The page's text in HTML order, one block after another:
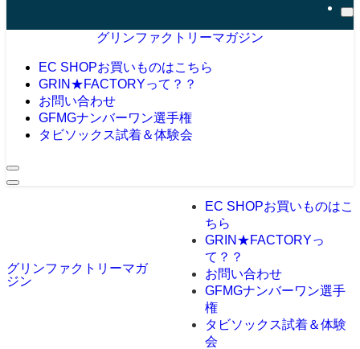
グリンファクトリーマガジン
EC SHOPお買いものはこちら
GRIN★FACTORYって？？
お問い合わせ
GFMGナンバーワン選手権
タビソックス試着＆体験会
グリンファクトリーマガ
ジン
EC SHOPお買いものはこ
ちら
GRIN★FACTORYっ
て？？
お問い合わせ
GFMGナンバーワン選手
権
タビソックス試着＆体験
会